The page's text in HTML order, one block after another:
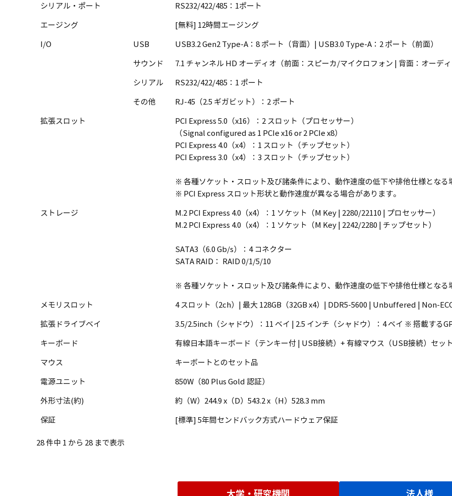
シリアル・ポート RS232/422/485：1ポート
エージング [無料] 12時間エージング
I/O USB USB3.2 Gen2 Type-A：8 ポート（背面）| USB3.0 Type-A：2 ポート（前面）
サウンド 7.1 チャンネル HD オーディオ（前面：スピーカ/マイクロフォン | 背面：オーディ
シリアル RS232/422/485：1 ポート
その他 RJ-45（2.5 ギガビット）：2 ポート
拡張スロット
PCI Express 5.0（x16）：2 スロット（プロセッサー）
（Signal configured as 1 PCIe x16 or 2 PCIe x8）
PCI Express 4.0（x4）：1 スロット（チップセット）
PCI Express 3.0（x4）：3 スロット（チップセット）
※ 各種ソケット・スロット及び諸条件により、動作速度の低下や排他仕様となる
※ PCI Express スロット形状と動作速度が異なる場合があります。
ストレージ
M.2 PCI Express 4.0（x4）：1 ソケット（M Key | 2280/22110 | プロセッサー）
M.2 PCI Express 4.0（x4）：1 ソケット（M Key | 2242/2280 | チップセット）
SATA3（6.0 Gb/s）：4 コネクター
SATA RAID： RAID 0/1/5/10
※ 各種ソケット・スロット及び諸条件により、動作速度の低下や排他仕様となる
メモリスロット 4 スロット（2ch）| 最大 128GB（32GB x4）| DDR5-5600 | Unbuffered | Non-
拡張ドライブベイ 3.5/2.5inch（シャドウ）：11 ベイ | 2.5 インチ（シャドウ）：4 ベイ ※ 搭載する
キーボード 有線日本語キーボード（テンキー付 | USB接続）+ 有線マウス（USB接続）セッ
マウス キーボートとのセット品
電源ユニット 850W（80 Plus Gold 認証）
外形寸法(約) 約（W）244.9 x（D）543.2 x（H）528.3 mm
保証 [標準] 5年間センドバック方式ハードウェア保証
28 件中 1 から 28 まで表示